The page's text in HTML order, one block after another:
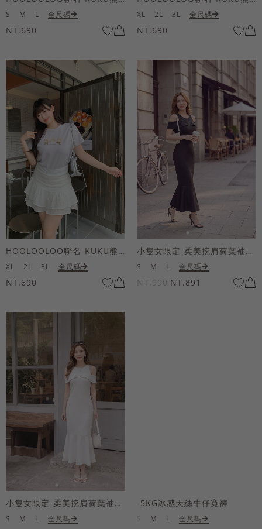
S M L 全尺碼
NT.690
XL 2L 3L 全尺碼
NT.690
HOOLOOLOO聯名-KUKU熊蝴蝶結短袖上衣
XL 2L 3L 全尺碼
NT.690
小隻女限定-柔美挖肩荷葉袖魚尾長洋裝
S M L 全尺碼
NT.990 NT.891
小隻女限定-柔美挖肩荷葉袖魚尾長洋裝
S M L 全尺碼
-5KG冰感天絲牛仔寬褲
M L 全尺碼